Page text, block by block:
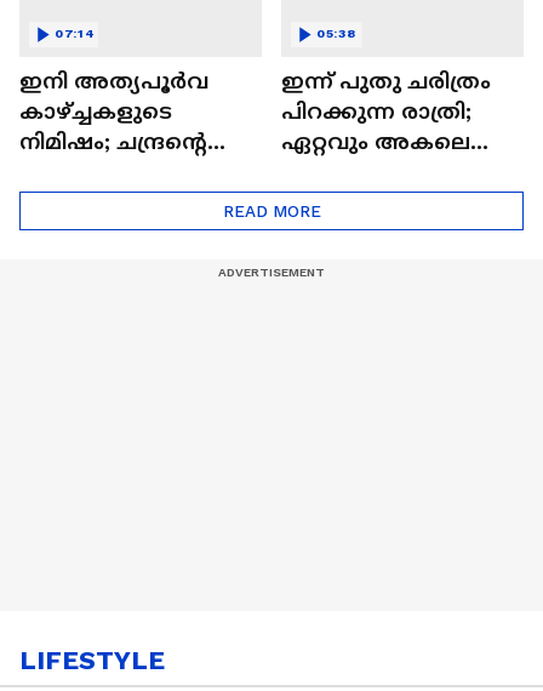
ഇനി അത്യപൂര്‍വ
കാഴ്ച്ചകളുടെ
നിമിഷം; ചന്ദ്രന്റെ
ഒറിയോണിന്റെ യാത്ര
ആരംഭിച്ചു
07:14
ഇന്ന് പുതു ചരിത്രം
പിറക്കുന്ന രാത്രി;
ഏറ്റവും അകലെ
05:38
READ MORE
LIFESTYLE